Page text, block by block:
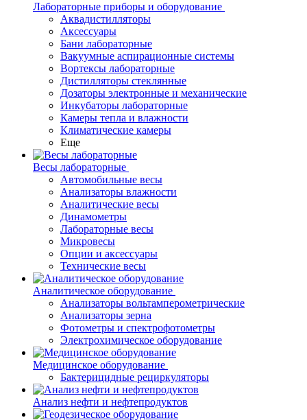
Лабораторные приборы и оборудование
Аквадистилляторы
Аксессуары
Бани лабораторные
Вакуумные аспирационные системы
Вортексы лабораторные
Дистилляторы стеклянные
Дозаторы электронные и механические
Инкубаторы лабораторные
Камеры тепла и влажности
Климатические камеры
Еще
Весы лабораторные
Автомобильные весы
Анализаторы влажности
Аналитические весы
Динамометры
Лабораторные весы
Микровесы
Опции и аксессуары
Технические весы
Аналитическое оборудование
Анализаторы вольтамперометрические
Анализаторы зерна
Фотометры и спектрофотометры
Электрохимическое оборудование
Медицинское оборудование
Бактерицидные рециркуляторы
Анализ нефти и нефтепродуктов